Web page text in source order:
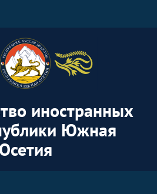
иностранных
Южная
Осетия